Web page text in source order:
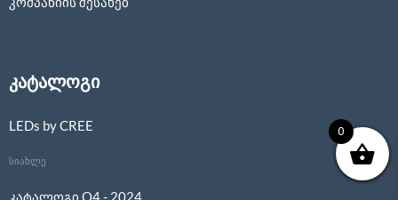
კატალოგი
LEDs by CREE
სიახლე
კატალოგი Q4 - 2024
0